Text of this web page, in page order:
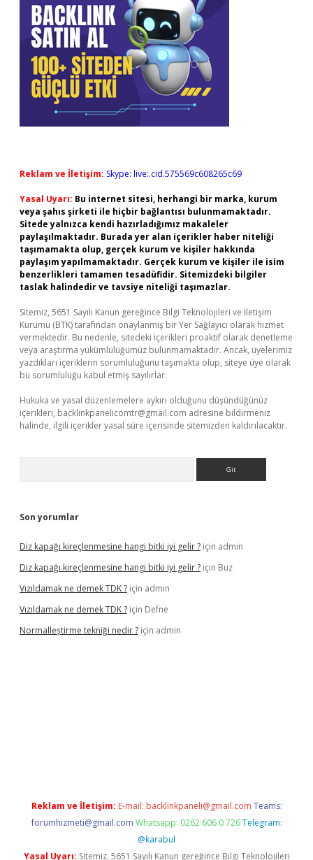
Reklam ve İletişim: Skype: live:.cid.575569c608265c69
Yasal Uyarı: Bu internet sitesi, herhangi bir marka, kurum
veya şahıs şirketi ile hiçbir bağlantısı bulunmamaktadır.
Sitede yalnızca kendi hazırladığımız makaleler
paylaşılmaktadır. Burada yer alan içerikler haber niteliği
taşımamakta olup, gerçek kurum ve kişiler hakkında
paylaşım yapılmamaktadır. Gerçek kurum ve kişiler ile isim
benzerlikleri tamamen tesadüfidir. Sitemizdeki bilgiler
taslak halindedir ve tavsiye niteliği taşımazlar.
Sitemiz, 5651 Sayılı Kanun gereğince Bilgi Teknolojileri ve İletişim
Kurumu (BTK) tarafından onaylanmış bir Yer Sağlayıcı olarak hizmet
vermektedir. Bu nedenle, sitedeki içerikleri proaktif olarak denetleme
veya araştırma yükümlülüğümüz bulunmamaktadır. Ancak, üyelerimiz
yazdıkları içeriklerin sorumluluğunu taşımakta olup, siteye üye olarak
bu sorumluluğu kabul etmiş sayılırlar.
Hukuka ve yasal düzenlemelere aykırı olduğunu düşündüğünüz
içerikleri, backlinkpanelicomtr@gmail.com adresine bildirmeniz
halinde, ilgili içerikler yasal süre içerisinde sitemizden kaldırılacaktır.
Son yorumlar
Diz kapağı kireçlenmesine hangi bitki iyi gelir ? için admin
Diz kapağı kireçlenmesine hangi bitki iyi gelir ? için Buz
Vızıldamak ne demek TDK ? için admin
Vızıldamak ne demek TDK ? için Defne
Normalleştirme tekniği nedir ? için admin
Reklam ve İletişim: E-mail: backlinkpaneli@gmail.com Teams:
forumhizmeti@gmail.com Whatsapp: 0262 606 0 726 Telegram:
@karabul
Yasal Uyarı: Sitemiz, 5651 Sayılı Kanun gereğince Bilgi Teknolojileri